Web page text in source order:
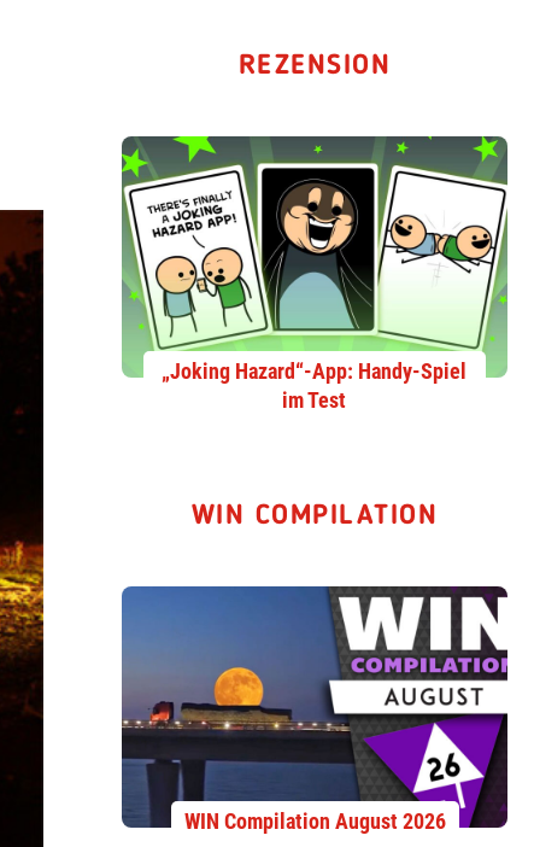
REZENSION
„Joking Hazard“-App: Handy-Spiel
im Test
WIN COMPILATION
WIN Compilation August 2026